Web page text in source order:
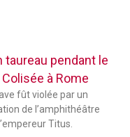
taureau pendant le
à Rome
fût violée par un
de l’amphithéâtre
Titus.